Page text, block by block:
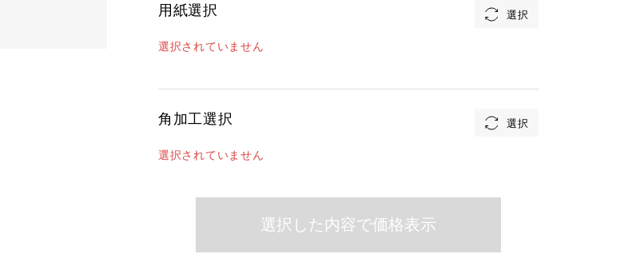
用紙選択
選択されていません
角加工選択
選択されていません